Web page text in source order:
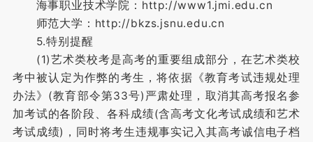
海事职业技术学院：http://www1.jmi.edu.cn
师范大学：http://bkzs.jsnu.edu.cn
5.特别提醒
(1)艺术类校考是高考的重要组成部分，在艺术类校
考中被认定为作弊的考生，将依据《教育考试违规处理
办法》(教育部令第33号)严肃处理，取消其高考报名参
加考试的各阶段、各科成绩(含高考文化考试成绩和艺术
考试成绩)，同时将考生违规事实记入其高考诚信电子档